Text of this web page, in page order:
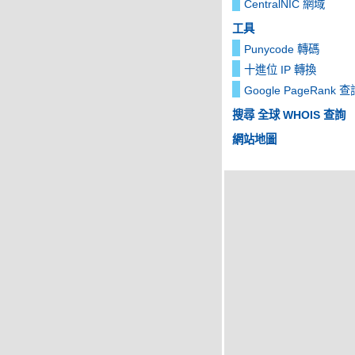
CentralNIC 網域
工具
Punycode 轉碼
十進位 IP 轉換
Google PageRank 查
搜尋 全球 WHOIS 查詢
網站地圖